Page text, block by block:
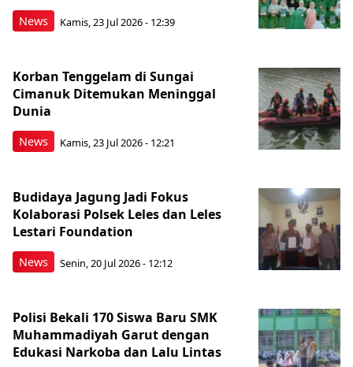
News Kamis, 23 Jul 2026 - 12:39
News
Korban Tenggelam di Sungai
Cimanuk Ditemukan Meninggal
Dunia
Kamis, 23 Jul 2026 - 12:21
News
Budidaya Jagung Jadi Fokus
Kolaborasi Polsek Leles dan Leles
Lestari Foundation
Senin, 20 Jul 2026 - 12:12
Polisi Bekali 170 Siswa Baru SMK
Muhammadiyah Garut dengan
Edukasi Narkoba dan Lalu Lintas